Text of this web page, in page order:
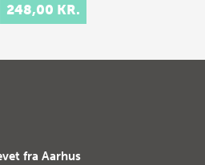
248,00 KR.
fra Aarhus